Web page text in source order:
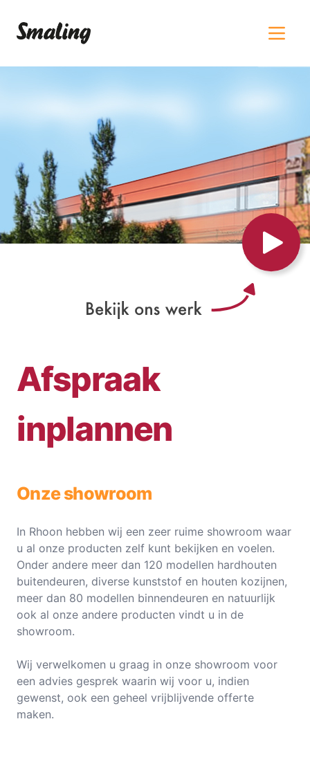
Afspraak
inplannen
Onze showroom
In Rhoon hebben wij een zeer ruime showroom waar
u al onze producten zelf kunt bekijken en voelen.
Onder andere meer dan 120 modellen hardhouten
buitendeuren, diverse kunststof en houten kozijnen,
meer dan 80 modellen binnendeuren en natuurlijk
ook al onze andere producten vindt u in de
showroom.
Wij verwelkomen u graag in onze showroom voor
een advies gesprek waarin wij voor u, indien
gewenst, ook een geheel vrijblijvende offerte
maken.